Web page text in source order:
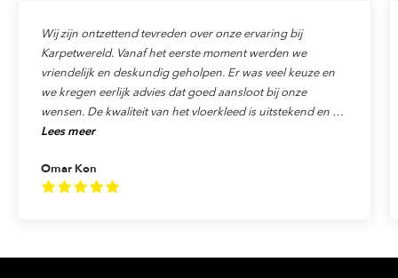
Omar Kon
Wij zijn ontzettend tevreden over onze ervaring bij
Karpetwereld. Vanaf het eerste moment werden we
vriendelijk en deskundig geholpen. Er was veel keuze en
we kregen eerlijk advies dat goed aansloot bij onze
wensen. De kwaliteit van het vloerkleed is uitstekend en de
levering verliep precies zoals afgesproken. Ook de service
echt als klant gewaardeerd. We raden Karpetwereld dan
ook van harte aan aan iedereen die op zoek is naar
Lees meer